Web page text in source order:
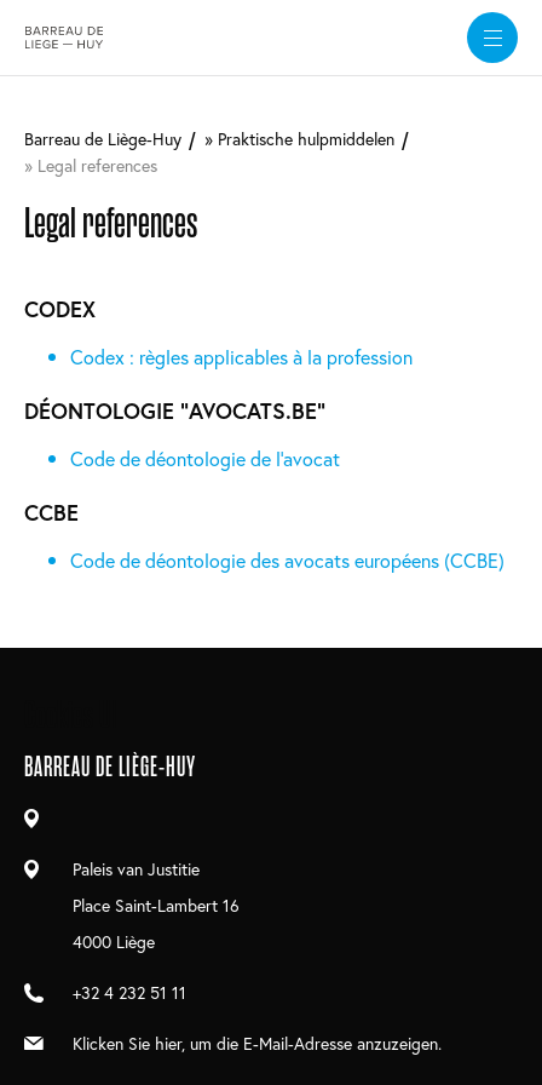
naar
gaan
Barreau de Liège-Huy
Praktische hulpmiddelen
Legal references
Legal references
CODEX
Codex : règles applicables à la profession
DÉONTOLOGIE "AVOCATS.BE"
Code de déontologie de l'avocat
CCBE
Code de déontologie des avocats européens (CCBE)
navigation
BARREAU DE LIÈGE-HUY
Paleis van Justitie
Place Saint-Lambert 16
4000 Liège
+32 4 232 51 11
Klicken Sie hier, um die E-Mail-Adresse anzuzeigen.